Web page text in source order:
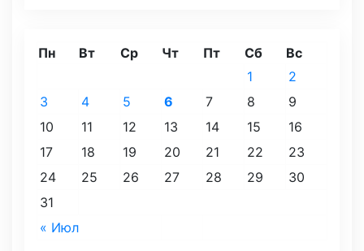
Пн Вт Ср Чт Пт Сб Вс
« Июл
1
2
3
4 5 6 7 8
9
10
11 12 13 14 15
16
17
18 19 20 21 22
23
24
25 26 27 28 29
30
31